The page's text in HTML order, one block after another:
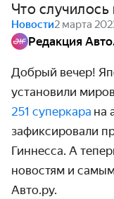
Что случилось
Новости2 марта
Редакция
Добрый вечер!
установили
251 суперкара на
зафиксировали
Гиннесса. А
новостям и
Авто.ру.